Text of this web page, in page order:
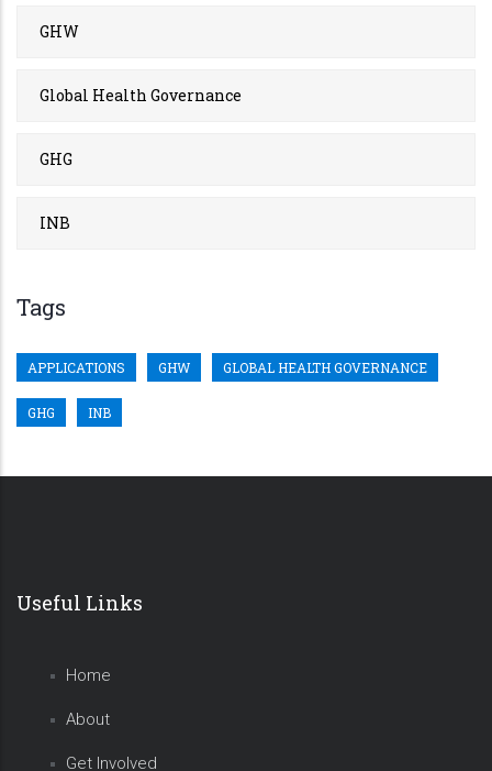
GHW
Global Health Governance
GHG
INB
Tags
APPLICATIONS GHW GLOBAL HEALTH GOVERNANCE
GHG INB
Useful Links
Home
About
Get Involved